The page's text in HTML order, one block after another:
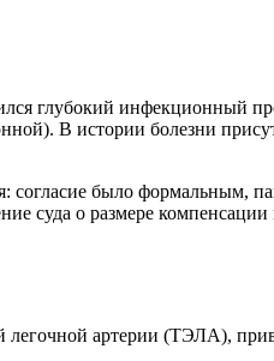
глубокий инфекционный
В истории болезни
согласие было формальным,
суда о размере компенсации
легочной артерии (ТЭЛА),